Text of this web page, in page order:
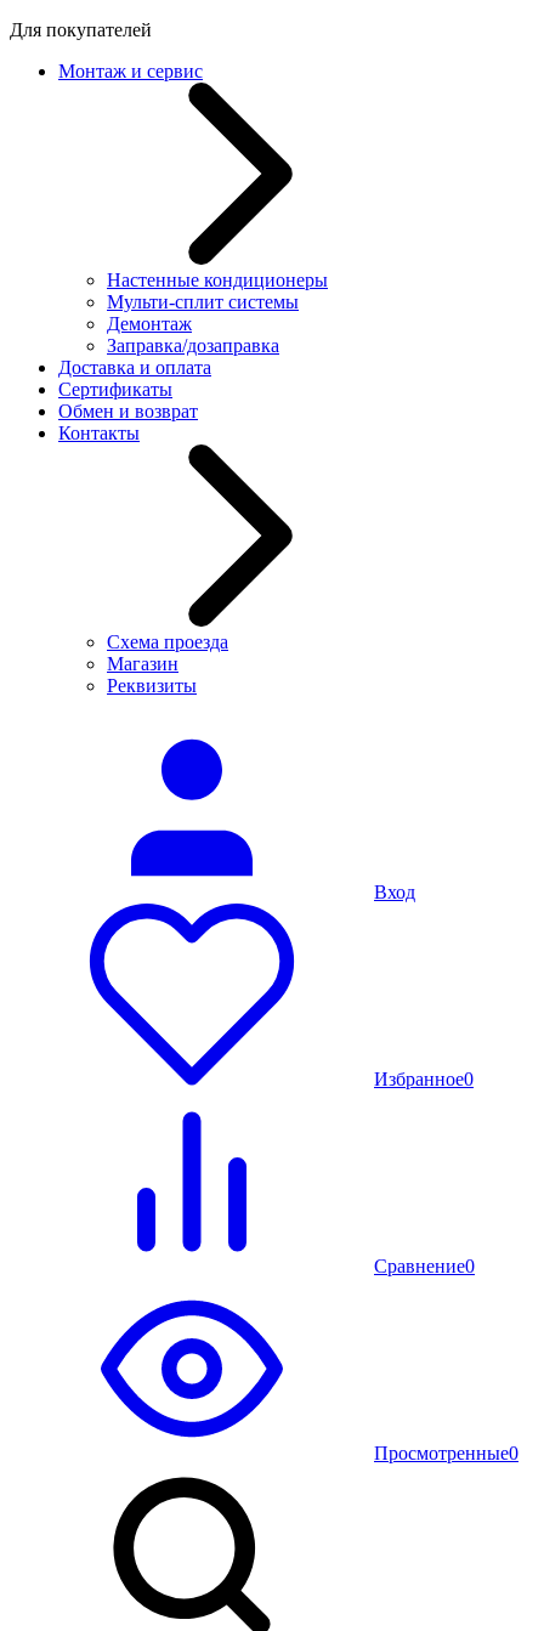
Для покупателей
Монтаж и сервис
Настенные кондиционеры
Мульти-сплит системы
Демонтаж
Заправка/дозаправка
Доставка и оплата
Сертификаты
Обмен и возврат
Контакты
Схема проезда
Магазин
Реквизиты
Вход
Избранное0
Сравнение0
Просмотренные0